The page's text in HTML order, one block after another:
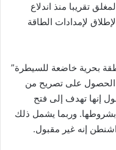
تقريبا منذ اندلاع
لإمدادات الطاقة
بحرية خاضعة للسيطرة”
الحصول على تصريح من
إنها تهدف إلى فتح
بشروطها. وربما يشمل ذلك
إنه غير مقبول.